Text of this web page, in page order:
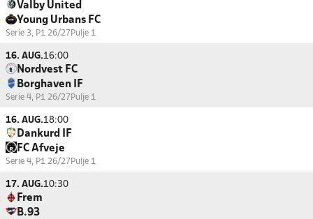
Valby United
Young Urbans FC
Serie 3, P1 26/27 Pulje 1
16. AUG.16:00
Nordvest FC
Borghaven IF
Serie 4, P1 26/27 Pulje 1
16. AUG.18:00
Dankurd IF
FC Afveje
Serie 4, P1 26/27 Pulje 1
17. AUG.10:30
Frem
B.93